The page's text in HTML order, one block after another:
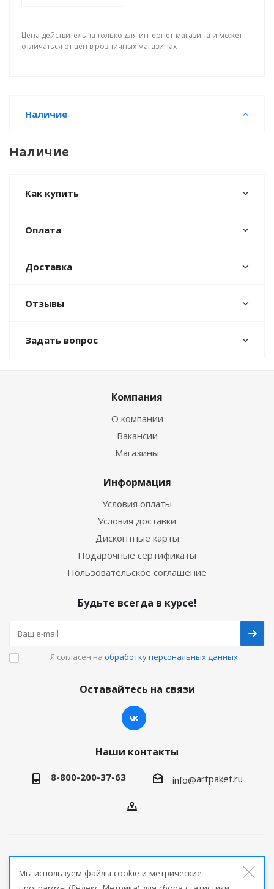
Цена действительна только для интернет-магазина и может
отличаться от цен в розничных магазинах
Наличие
Наличие
Как купить
Оплата
Доставка
Отзывы
Задать вопрос
Компания
О компании
Вакансии
Магазины
Информация
Условия оплаты
Условия доставки
Дисконтные карты
Подарочные сертификаты
Пользовательское соглашение
Будьте всегда в курсе!
Я согласен на обработку персональных данных
Оставайтесь на связи
Наши контакты
8-800-200-37-63 info@artpaket.ru
продукции
Мы используем файлы cookie и метрические